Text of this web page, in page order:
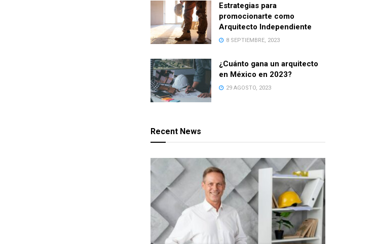
Estrategias para
promocionarte como
Arquitecto Independiente
8 SEPTIEMBRE, 2023
¿Cuánto gana un arquitecto
en México en 2023?
29 AGOSTO, 2023
Recent News